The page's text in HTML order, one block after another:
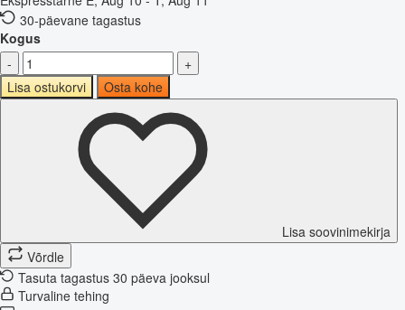
30-päevane tagastus
Kogus
-
+
Lisa ostukorvi
Osta kohe
Lisa soovinimekirja
Võrdle
Tasuta tagastus 30 päeva jooksul
Turvaline tehing